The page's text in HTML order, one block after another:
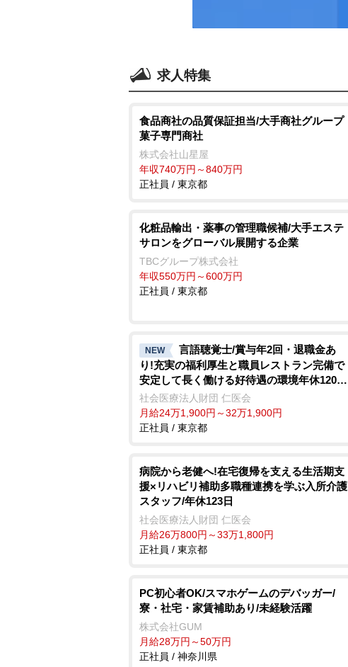
求人特集
食品商社の品質保証担当/大手商社グループ
菓子専門商社
株式会社山星屋
年収740万円～840万円
正社員 / 東京都
化粧品輸出・薬事の管理職候補/大手エステ
サロンをグローバル展開する企業
TBCグループ株式会社
年収550万円～600万円
正社員 / 東京都
NEW
言語聴覚士/賞与年2回・退職金あ
り!充実の福利厚生と職員レストラン完備で
安定して長く働ける好待遇の環境年休120日
超
社会医療法人財団 仁医会
月給24万1,900円～32万1,900円
正社員 / 東京都
病院から老健へ!在宅復帰を支える生活期支
援×リハビリ補助多職種連携を学ぶ入所介護
スタッフ/年休123日
社会医療法人財団 仁医会
月給26万800円～33万1,800円
正社員 / 東京都
PC初心者OK/スマホゲームのデバッガー/
寮・社宅・家賃補助あり/未経験活躍
株式会社GUM
月給28万円～50万円
正社員 / 神奈川県